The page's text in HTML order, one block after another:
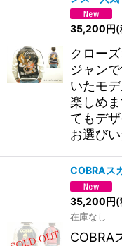
35,200円(
クロー
ジャン
いたモ
楽しめ
てもデ
お選び
COBRA
35,200円(
在庫なし
COBRA